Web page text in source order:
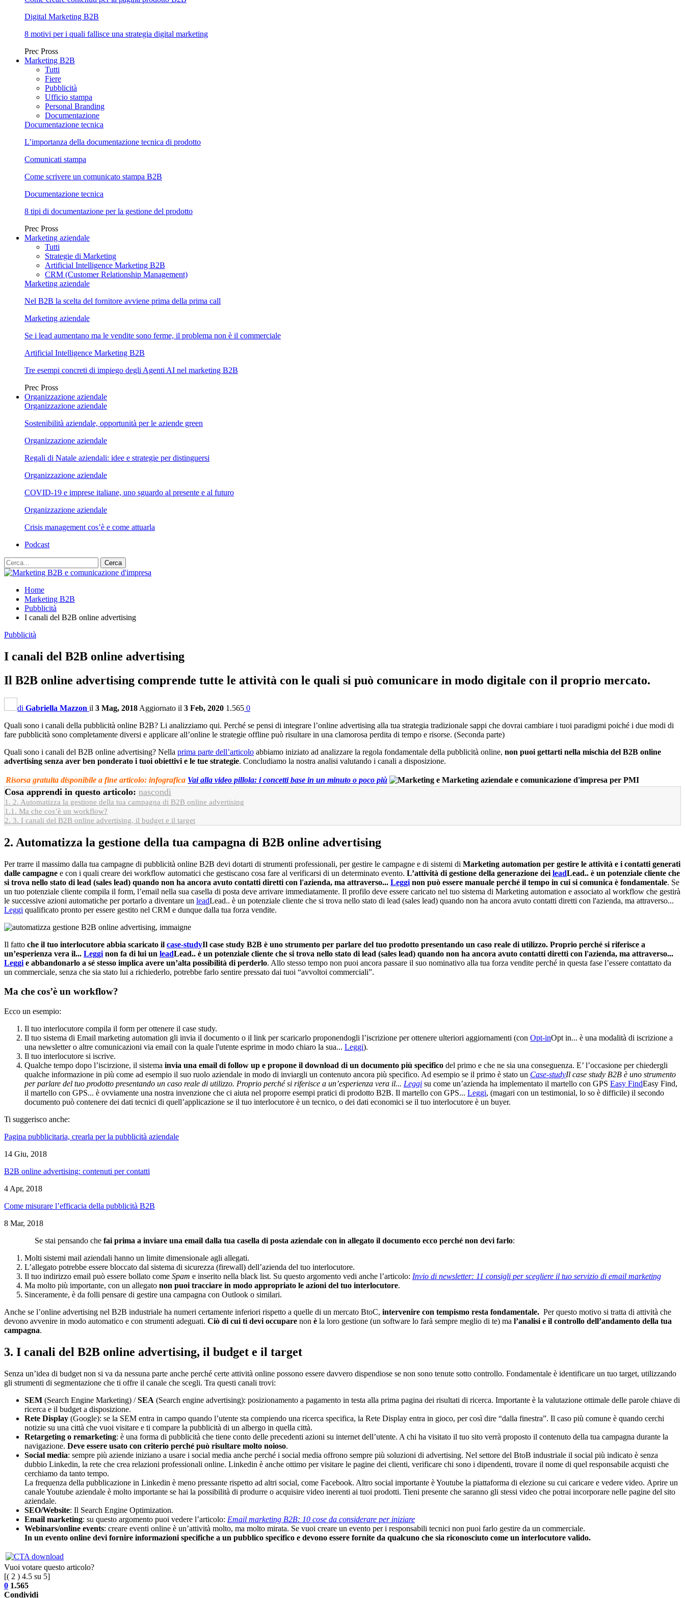
Digital Marketing B2B
8 motivi per i quali fallisce una strategia digital marketing
Prec Pross
Marketing B2B
Tutti
Fiere
Pubblicità
Ufficio stampa
Personal Branding
Documentazione
Documentazione tecnica
L’importanza della documentazione tecnica di prodotto
Comunicati stampa
Come scrivere un comunicato stampa B2B
Documentazione tecnica
8 tipi di documentazione per la gestione del prodotto
Prec Pross
Marketing aziendale
Tutti
Strategie di Marketing
Artificial Intelligence Marketing B2B
CRM (Customer Relationship Management)
Marketing aziendale
Nel B2B la scelta del fornitore avviene prima della prima call
Marketing aziendale
Se i lead aumentano ma le vendite sono ferme, il problema non è il commerciale
Artificial Intelligence Marketing B2B
Tre esempi concreti di impiego degli Agenti AI nel marketing B2B
Prec Pross
Organizzazione aziendale
Organizzazione aziendale
Sostenibilità aziendale, opportunità per le aziende green
Organizzazione aziendale
Regali di Natale aziendali: idee e strategie per distinguersi
Organizzazione aziendale
COVID-19 e imprese italiane, uno sguardo al presente e al futuro
Organizzazione aziendale
Crisis management cos’è e come attuarla
Podcast
Home
Marketing B2B
Pubblicità
I canali del B2B online advertising
Pubblicità
I canali del B2B online advertising
Il B2B online advertising comprende tutte le attività con le quali si può comunicare in modo digitale con il proprio mercato.
di Gabriella Mazzon il 3 Mag, 2018 Aggiornato il 3 Feb, 2020 1.565 0
Quali sono i canali della pubblicità online B2B? Li analizziamo qui. Perché se pensi di integrare l’online advertising alla tua strategia tradizionale sappi che dovrai cambiare i tuoi paradigmi poiché i due modi di
fare pubblicità sono completamente diversi e applicare all’online le strategie offline può risultare in una clamorosa perdita di tempo e risorse. (Seconda parte)
Quali sono i canali del B2B online advertising? Nella prima parte dell’articolo abbiamo iniziato ad analizzare la regola fondamentale della pubblicità online, non puoi gettarti nella mischia del B2B online
advertising senza aver ben ponderato i tuoi obiettivi e le tue strategie. Concludiamo la nostra analisi valutando i canali a disposizione.
Risorsa gratuita disponibile a fine articolo: infografica Vai alla video pillola: i concetti base in un minuto o poco più
Cosa apprendi in questo articolo: nascondi
1. 2. Automatizza la gestione della tua campagna di B2B online advertising
1.1. Ma che cos’è un workflow?
2. 3. I canali del B2B online advertising, il budget e il target
2. Automatizza la gestione della tua campagna di B2B online advertising
Per trarre il massimo dalla tua campagne di pubblicità online B2B devi dotarti di strumenti professionali, per gestire le campagne e di sistemi di Marketing automation per gestire le attività e i contatti generati
dalle campagne e con i quali creare dei workflow automatici che gestiscano cosa fare al verificarsi di un determinato evento. L’attività di gestione della generazione dei leadLead.. è un potenziale cliente che
si trova nello stato di lead (sales lead) quando non ha ancora avuto contatti diretti con l'azienda, ma attraverso... Leggi non può essere manuale perché il tempo in cui si comunica è fondamentale. Se
un tuo potenziale cliente compila il form, l’email nella sua casella di posta deve arrivare immediatamente. Il profilo deve essere caricato nel tuo sistema di Marketing automation e associato al workflow che gestirà
le successive azioni automatiche per portarlo a diventare un leadLead.. è un potenziale cliente che si trova nello stato di lead (sales lead) quando non ha ancora avuto contatti diretti con l'azienda, ma attraverso...
Leggi qualificato pronto per essere gestito nel CRM e dunque dalla tua forza vendite.
Il fatto che il tuo interlocutore abbia scaricato il case-studyIl case study B2B è uno strumento per parlare del tuo prodotto presentando un caso reale di utilizzo. Proprio perché si riferisce a
un’esperienza vera il... Leggi non fa di lui un leadLead.. è un potenziale cliente che si trova nello stato di lead (sales lead) quando non ha ancora avuto contatti diretti con l'azienda, ma attraverso...
Leggi e abbandonarlo a sé stesso implica avere un’alta possibilità di perderlo. Allo stesso tempo non puoi ancora passare il suo nominativo alla tua forza vendite perché in questa fase l’essere contattato da
un commerciale, senza che sia stato lui a richiederlo, potrebbe farlo sentire pressato dai tuoi “avvoltoi commerciali”.
Ma che cos’è un workflow?
Ecco un esempio:
Il tuo interlocutore compila il form per ottenere il case study.
Il tuo sistema di Email marketing automation gli invia il documento o il link per scaricarlo proponendogli l’iscrizione per ottenere ulteriori aggiornamenti (con Opt-inOpt in... è una modalità di iscrizione a
una newsletter o altre comunicazioni via email con la quale l'utente esprime in modo chiaro la sua... Leggi).
Il tuo interlocutore si iscrive.
Qualche tempo dopo l’iscirzione, il sistema invia una email di follow up e propone il download di un documento più specifico del primo e che ne sia una conseguenza. E’ l’occasione per chiedergli
qualche informazione in più come ad esempio il suo ruolo aziendale in modo di inviargli un contenuto ancora più specifico. Ad esempio se il primo è stato un Case-studyIl case study B2B è uno strumento
per parlare del tuo prodotto presentando un caso reale di utilizzo. Proprio perché si riferisce a un’esperienza vera il... Leggi su come un’azienda ha implementato il martello con GPS Easy FindEasy Find,
il martello con GPS... è ovviamente una nostra invenzione che ci aiuta nel proporre esempi pratici di prodotto B2B. Il martello con GPS... Leggi, (magari con un testimonial, lo so è difficile) il secondo
documento può contenere dei dati tecnici di quell’applicazione se il tuo interlocutore è un tecnico, o dei dati economici se il tuo interlocutore è un buyer.
Ti suggerisco anche:
Pagina pubblicitaria, crearla per la pubblicità aziendale
14 Giu, 2018
B2B online advertising: contenuti per contatti
4 Apr, 2018
Come misurare l’efficacia della pubblicità B2B
8 Mar, 2018
Se stai pensando che fai prima a inviare una email dalla tua casella di posta aziendale con in allegato il documento ecco perché non devi farlo:
Molti sistemi mail aziendali hanno un limite dimensionale agli allegati.
L’allegato potrebbe essere bloccato dal sistema di sicurezza (firewall) dell’azienda del tuo interlocutore.
Il tuo indirizzo email può essere bollato come Spam e inserito nella black list. Su questo argomento vedi anche l’articolo: Invio di newsletter: 11 consigli per scegliere il tuo servizio di email marketing
Ma molto più importante, con un allegato non puoi tracciare in modo appropriato le azioni del tuo interlocutore.
Sinceramente, è da folli pensare di gestire una campagna con Outlook o similari.
Anche se l’online advertising nel B2B industriale ha numeri certamente inferiori rispetto a quelle di un mercato BtoC, intervenire con tempismo resta fondamentale. Per questo motivo si tratta di attività che
devono avvenire in modo automatico e con strumenti adeguati. Ciò di cui ti devi occupare non è la loro gestione (un software lo farà sempre meglio di te) ma l’analisi e il controllo dell’andamento della tua
campagna.
3. I canali del B2B online advertising, il budget e il target
Senza un’idea di budget non si va da nessuna parte anche perché certe attività online possono essere davvero dispendiose se non sono tenute sotto controllo. Fondamentale è identificare un tuo target, utilizzando
gli strumenti di segmentazione che ti offre il canale che scegli. Tra questi canali trovi:
SEM (Search Engine Marketing) /SEA (Search engine advertising): posizionamento a pagamento in testa alla prima pagina dei risultati di ricerca. Importante è la valutazione ottimale delle parole chiave di
ricerca e il budget a disposizione.
Rete Display (Google): se la SEM entra in campo quando l’utente sta compiendo una ricerca specifica, la Rete Display entra in gioco, per così dire “dalla finestra”. Il caso più comune è quando cerchi
notizie su una città che vuoi visitare e ti compare la pubblicità di un albergo in quella città.
Retargeting o remarketing: è una forma di pubblicità che tiene conto delle precedenti azioni su internet dell’utente. A chi ha visitato il tuo sito verrà proposto il contenuto della tua campagna durante la
navigazione. Deve essere usato con criterio perché può risultare molto noioso.
Social media: sempre più aziende iniziano a usare i social media anche perché i social media offrono sempre più soluzioni di advertising. Nel settore del BtoB industriale il social più indicato è senza
dubbio Linkedin, la rete che crea relazioni professionali online. Linkedin è anche ottimo per visitare le pagine dei clienti, verificare chi sono i dipendenti, trovare il nome di quel responsabile acquisti che
cerchiamo da tanto tempo.
La frequenza della pubblicazione in Linkedin è meno pressante rispetto ad altri social, come Facebook. Altro social importante è Youtube la piattaforma di elezione su cui caricare e vedere video. Aprire un
canale Youtube aziendale è molto importante se hai la possibilità di produrre o acquisire video inerenti ai tuoi prodotti. Tieni presente che saranno gli stessi video che potrai incorporare nelle pagine del sito
aziendale.
SEO/Website: Il Search Engine Optimization.
Email marketing: su questo argomento puoi vedere l’articolo: Email marketing B2B: 10 cose da considerare per iniziare
Webinars/online events: creare eventi online è un’attività molto, ma molto mirata. Se vuoi creare un evento per i responsabili tecnici non puoi farlo gestire da un commerciale.
In un evento online devi fornire informazioni specifiche a un pubblico specifico e devono essere fornite da qualcuno che sia riconosciuto come un interlocutore valido.
Vuoi votare questo articolo?
[( 2 ) 4.5 su 5]
0 1.565
Condividi